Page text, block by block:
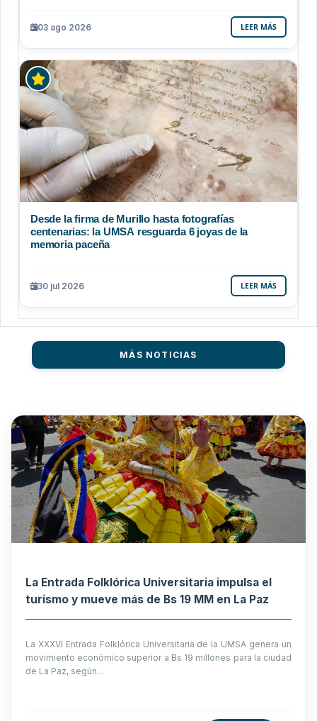
03 ago 2026 LEER MÁS
Desde la firma de Murillo hasta fotografías
centenarias: la UMSA resguarda 6 joyas de la
memoria paceña
30 jul 2026 LEER MÁS
MÁS NOTICIAS
La Entrada Folklórica Universitaria impulsa el
turismo y mueve más de Bs 19 MM en La Paz
La XXXVI Entrada Folklórica Universitaria de la UMSA genera un
movimiento económico superior a Bs 19 millones para la ciudad
de La Paz, según...